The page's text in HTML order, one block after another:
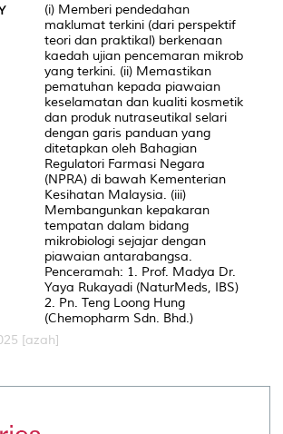
(i) Memberi pendedahan
maklumat terkini (dari perspektif
teori dan praktikal) berkenaan
kaedah ujian pencemaran mikrob
yang terkini. (ii) Memastikan
pematuhan kepada piawaian
keselamatan dan kualiti kosmetik
dan produk nutraseutikal selari
dengan garis panduan yang
ditetapkan oleh Bahagian
Regulatori Farmasi Negara
(NPRA) di bawah Kementerian
Kesihatan Malaysia. (iii)
Membangunkan kepakaran
tempatan dalam bidang
mikrobiologi sejajar dengan
piawaian antarabangsa.
Penceramah: 1. Prof. Madya Dr.
Yaya Rukayadi (NaturMeds, IBS)
2. Pn. Teng Loong Hung
(Chemopharm Sdn. Bhd.)
[azah]